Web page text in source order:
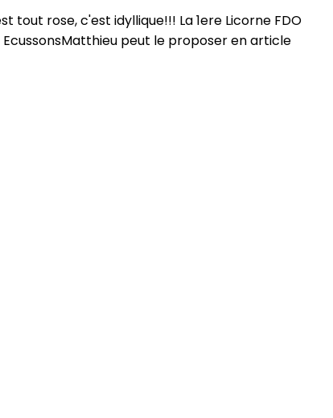
tout rose, c'est idyllique!!! La 1ere Licorne FDO
EcussonsMatthieu peut le proposer en article